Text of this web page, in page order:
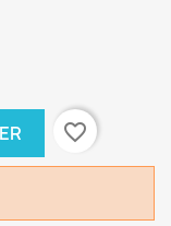
favorite_border